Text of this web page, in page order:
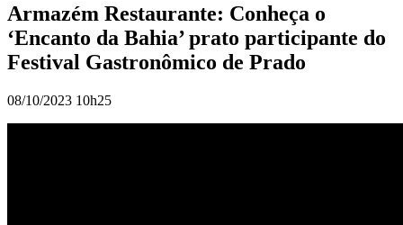
Armazém Restaurante: Conheça o
‘Encanto da Bahia’ prato participante do
Festival Gastronômico de Prado
08/10/2023 10h25